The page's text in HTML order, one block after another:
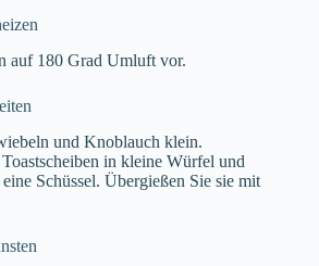
auf 180 Grad Umluft vor.
und Knoblauch klein.
in kleine Würfel und
Schüssel. Übergießen Sie sie mit